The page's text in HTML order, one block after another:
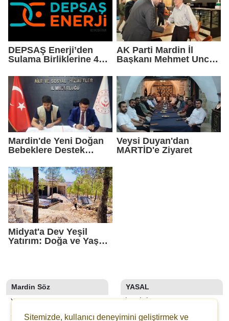
DEPSAŞ Enerji’den
Sulama Birliklerine 48
AK Parti Mardin İl
Başkanı Mehmet Uncu:
Geleceğimizi
Korumaktır"
Mardin'de Yeni Doğan
Bebeklere Destek
Veysi Duyan'dan
MARTİD'e Ziyaret
Midyat'a Dev Yeşil
Yatırım: Doğa ve Yaşam
Mardin Söz
YAZARLAR
SON DAKİKA
YASAL
İLETIŞIM
KÜNYE
Sitemizde, kullanıcı deneyimini geliştirmek ve